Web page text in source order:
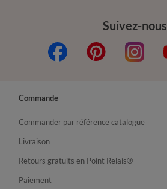
Suivez-nous
Commande
Commander par référence catalogue
Livraison
Retours gratuits en Point Relais®
Paiement